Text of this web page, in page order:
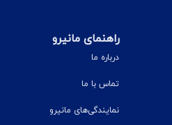
راهنمای مانیرو
درباره ما
تماس با ما
نمایندگی‌های مانیرو